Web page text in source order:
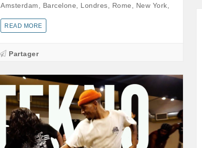
Amsterdam, Barcelone, Londres, Rome, New York,
READ MORE
Partager